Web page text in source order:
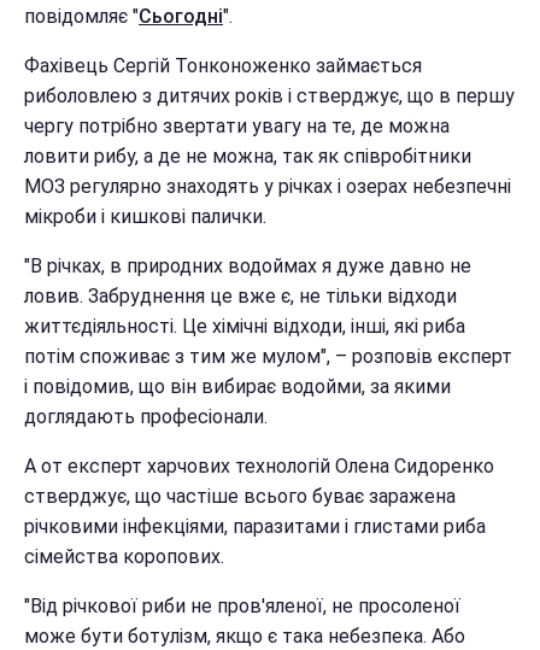
повідомляє "Сьогодні".
Фахівець Сергій Тонконоженко займається
риболовлею з дитячих років і стверджує, що в першу
чергу потрібно звертати увагу на те, де можна
ловити рибу, а де не можна, так як співробітники
МОЗ регулярно знаходять у річках і озерах небезпечні
мікроби і кишкові палички.
"В річках, в природних водоймах я дуже давно не
ловив. Забруднення це вже є, не тільки відходи
життєдіяльності. Це хімічні відходи, інші, які риба
потім споживає з тим же мулом", – розповів експерт
і повідомив, що він вибирає водойми, за якими
доглядають професіонали.
А от експерт харчових технологій Олена Сидоренко
стверджує, що частіше всього буває заражена
річковими інфекціями, паразитами і глистами риба
сімейства коропових.
"Від річкової риби не пров'яленої, не просоленої
може бути ботулізм, якщо є така небезпека. Або